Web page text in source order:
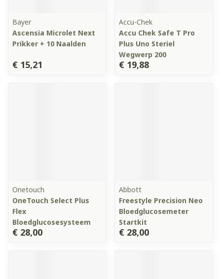
Bayer
Ascensia Microlet Next
Prikker + 10 Naalden
€ 15,21
Accu-Chek
Accu Chek Safe T Pro
Plus Uno Steriel
Wegwerp 200
€ 19,88
Onetouch
OneTouch Select Plus
Flex
Bloedglucosesysteem
€ 28,00
Abbott
Freestyle Precision Neo
Bloedglucosemeter
Startkit
€ 28,00